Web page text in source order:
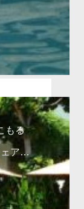
もる
ェア…